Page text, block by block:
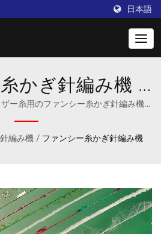
日本語
かぎ針編み機 |
かぎ針編み機
グプロバイダー
ー糸用のファンシー糸かぎ針編み機 |
ニッティング機械の専門メーカー。
編み機 / ファンシー糸かぎ針編み機